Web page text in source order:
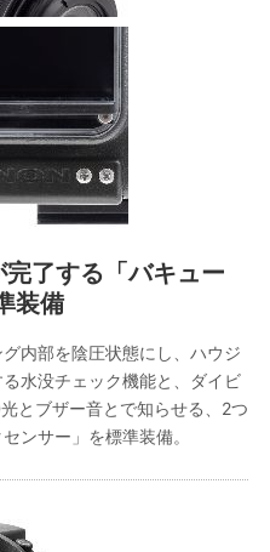
了する「バキュー
装備
内部を陰圧状態にし、ハウジ
水没チェック機能と、ダイビ
とブザー音とで知らせる、2つ
ンサー」を標準装備。